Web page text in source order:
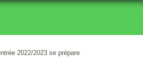
2022/2023 se prépare